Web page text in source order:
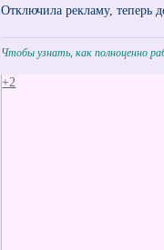
Отключила рекламу,
Чтобы узнать, как полноценно
+2